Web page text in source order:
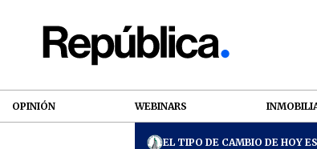
OPINIÓN WEBINARS
EL TIPO DE CAMBIO DE HOY